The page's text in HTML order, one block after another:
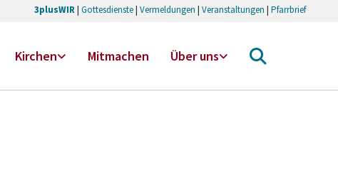
3plusWIR| Gottesdienste| Vermeldungen | Veranstaltungen | Pfarrbrief
Kirchen Mitmachen Über uns